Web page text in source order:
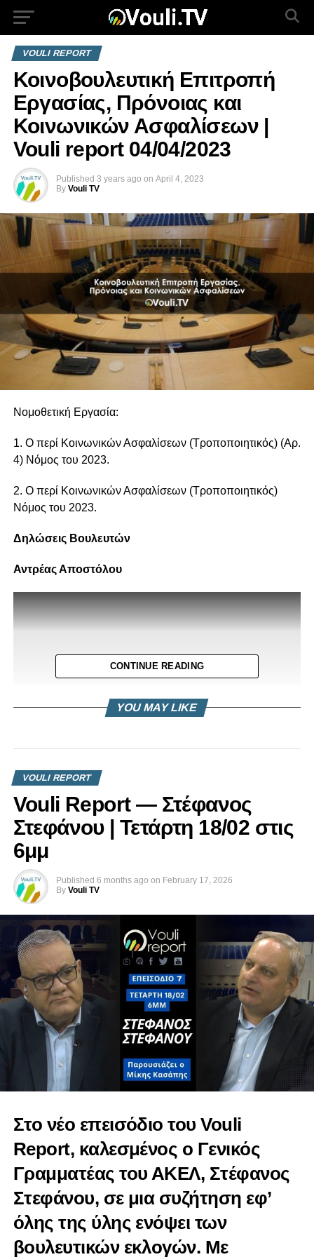
VOULI REPORT
Κοινοβουλευτική Επιτροπή
Εργασίας, Πρόνοιας και
Κοινωνικών Ασφαλίσεων |
Vouli report 04/04/2023
Published 3 years ago on April 4, 2023
By Vouli TV
Νομοθετική Εργασία:
1. Ο περί Κοινωνικών Ασφαλίσεων (Τροποποιητικός) (Αρ.
4) Νόμος του 2023.
2. Ο περί Κοινωνικών Ασφαλίσεων (Τροποποιητικός)
Νόμος του 2023.
Δηλώσεις Βουλευτών
Αντρέας Αποστόλου
του βίντεο ανήκουν στο Vouli.TV. Απαγορεύεται η
αναμετάδοση ολοκλήρου ή μέρους του χωρίς την
προηγούμενη γραπτή έγκριση της εταιρείας διαχείρισης
των δικαιωμάτων.***
RELATED TOPICS:
Κοινοβουλευτική Επιτροπή
ΠροσφύγωνΕγκλωβισμένων Αγνοουμένων
Παθόντων | Vouli report 04/04/2023
Κοινοβουλευτική Επιτροπή Γεωργίας και
Φυσικών Πόρων | Vouli report 04/04/2023
CONTINUE READING
YOU MAY LIKE
VOULI REPORT
Vouli Report — Στέφανος
Στεφάνου | Τετάρτη 18/02 στις
6μμ
Published 6 months ago on February 17, 2026
By Vouli TV
Στο νέο επεισόδιο του Vouli
Report, καλεσμένος ο Γενικός
Γραμματέας του ΑΚΕΛ, Στέφανος
Στεφάνου, σε μια συζήτηση εφ’
όλης της ύλης ενόψει των
βουλευτικών εκλογών. Με